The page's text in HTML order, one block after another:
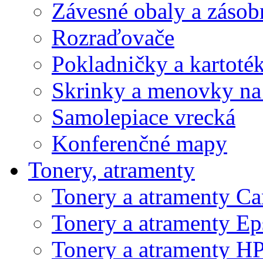
Závesné obaly a
Rozraďovače
Pokladničky a
Skrinky a menovky
Samolepiace vrecká
Konferenčné mapy
Tonery, atramenty
Tonery a atramenty
Tonery a atramenty
Tonery a atramenty